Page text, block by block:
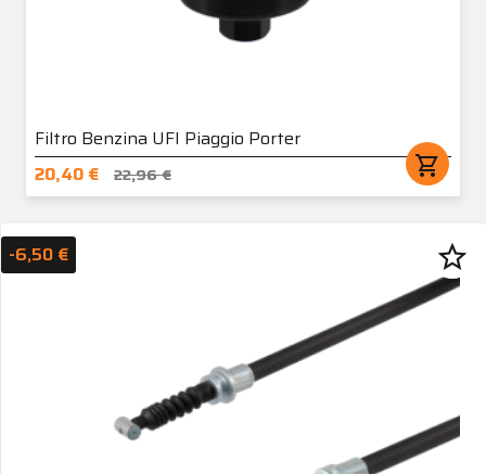
Filtro Benzina UFI Piaggio Porter
20,40 €
22,96 € shopping_cart
-6,50 € star_border